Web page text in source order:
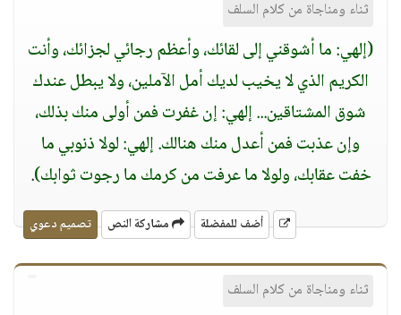
ثناء ومناجاة من كلام السلف
(إلهي: ما أشوقني إلى لقائك، وأعظم رجائي لجزائك، وأنت
الكريم الذي لا يخيب لديك أمل الآملين، ولا يبطل عندك
شوق المشتاقين... إلهي: إن غفرت فمن أولى منك بذلك،
وإن عذبت فمن أعدل منك هنالك. إلهي: لولا ذنوبي ما
خفت عقابك، ولولا ما عرفت من كرمك ما رجوت ثوابك).
أضف للمفضلة مشاركة النص تصميم دعوي
ثناء ومناجاة من كلام السلف